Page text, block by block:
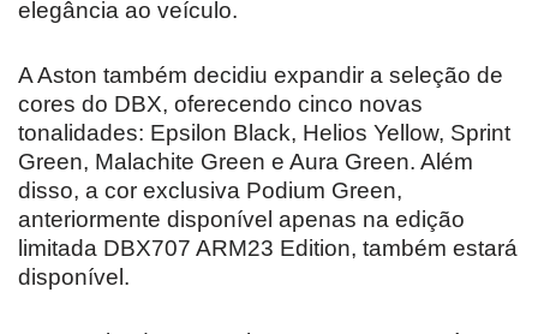
elegância ao veículo.
A Aston também decidiu expandir a seleção de
cores do DBX, oferecendo cinco novas
tonalidades: Epsilon Black, Helios Yellow, Sprint
Green, Malachite Green e Aura Green. Além
disso, a cor exclusiva Podium Green,
anteriormente disponível apenas na edição
limitada DBX707 ARM23 Edition, também estará
disponível.